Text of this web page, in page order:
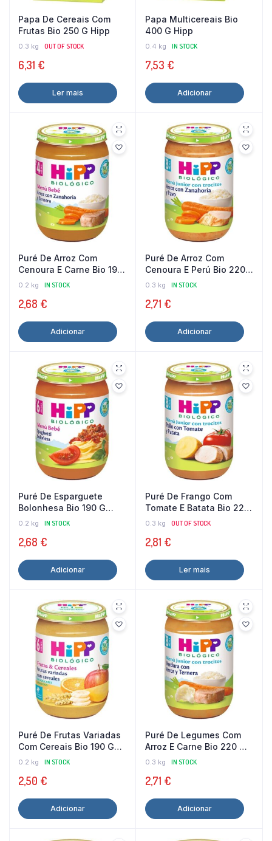
Papa De Cereais Com
Frutas Bio 250 G Hipp
0.3 kg OUT OF STOCK
6,31 €
Ler mais
Papa Multicereais Bio
400 G Hipp
0.4 kg IN STOCK
7,53 €
Adicionar
Puré De Arroz Com
Cenoura E Carne Bio 190
G Hipp
0.2 kg IN STOCK
2,68 €
Adicionar
Puré De Arroz Com
Cenoura E Perú Bio 220
G Hipp
0.3 kg IN STOCK
2,71 €
Adicionar
Puré De Esparguete
Bolonhesa Bio 190 G
Hipp
0.2 kg IN STOCK
2,68 €
Adicionar
Puré De Frango Com
Tomate E Batata Bio 220
G Hipp
0.3 kg OUT OF STOCK
2,81 €
Ler mais
Puré De Frutas Variadas
Com Cereais Bio 190 G
Hipp
0.2 kg IN STOCK
2,50 €
Adicionar
Puré De Legumes Com
Arroz E Carne Bio 220 G
Hipp
0.3 kg IN STOCK
2,71 €
Adicionar